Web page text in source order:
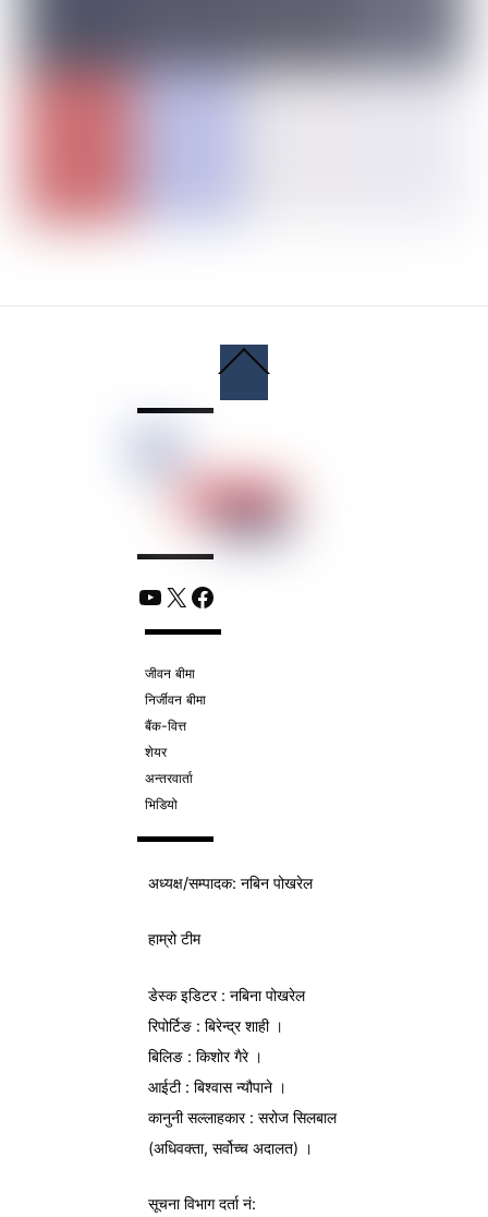
To
YouTube
X Facebook
जीवन बीमा
निर्जीवन बीमा
बैंक-वित्त
शेयर
अन्तरवार्ता
भिडियो
अध्यक्ष/सम्पादक: नबिन पोखरेल
हाम्रो टीम
डेस्क इडिटर : नबिना पोखरेल
रिपोर्टिङ : बिरेन्द्र शाही ।
बिलिङ : किशोर गैरे ।
आईटी : बिश्वास न्यौपाने ।
कानुनी सल्लाहकार : सरोज सिलबाल
(अधिवक्ता, सर्वोच्च अदालत) ।
सूचना विभागदर्ता नं: